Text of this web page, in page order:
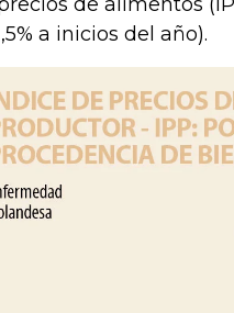
a inicios del año).